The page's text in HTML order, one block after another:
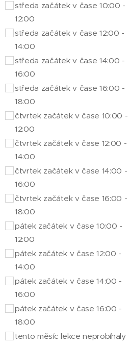
středa začátek v čase 10:00 -
12:00
středa začátek v čase 12:00 -
14:00
středa začátek v čase 14:00 -
16:00
středa začátek v čase 16:00 -
18:00
čtvrtek začátek v čase 10:00 -
12:00
čtvrtek začátek v čase 12:00 -
14:00
čtvrtek začátek v čase 14:00 -
16:00
čtvrtek začátek v čase 16:00 -
18:00
pátek začátek v čase 10:00 -
12:00
pátek začátek v čase 12:00 -
14:00
pátek začátek v čase 14:00 -
16:00
pátek začátek v čase 16:00 -
18:00
tento měsíc lekce neprobíhaly